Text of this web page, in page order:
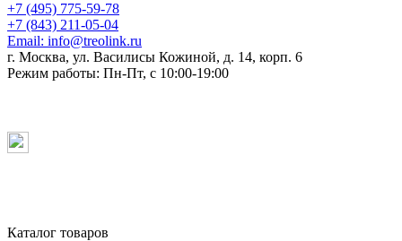
+7 (495) 775-59-78
+7 (843) 211-05-04
Email: info@treolink.ru
г. Москва, ул. Василисы Кожиной, д. 14, корп. 6
Режим работы: Пн-Пт, с 10:00-19:00
Каталог товаров